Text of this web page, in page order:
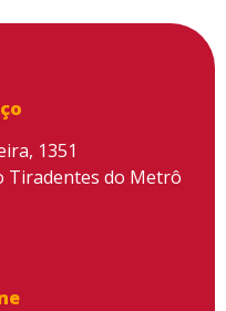
1351
Tiradentes do Metrô
mais, consulte nossa